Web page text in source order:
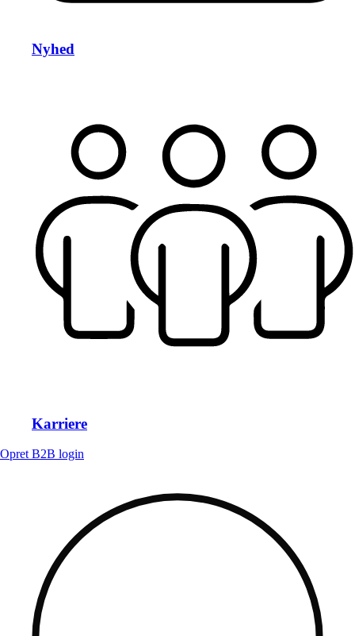
Nyhed
Karriere
Opret B2B login